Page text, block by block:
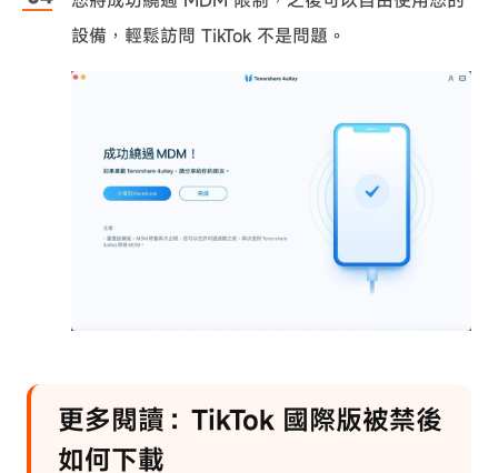
設備，輕鬆訪問 TikTok 不是問題。
更多閱讀：TikTok 國際版被禁後
如何下載